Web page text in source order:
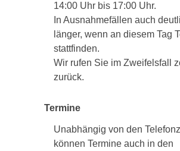
14:00 Uhr bis 17:00 Uhr.
In Ausnahmefällen auch
länger, wenn an diesem Tag
stattfinden.
Wir rufen Sie im Zweifelsfall
zurück.
Termine
Unabhängig von den
können Termine auch in den